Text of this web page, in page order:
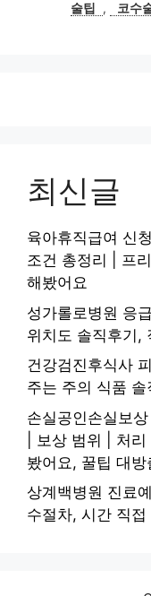
술팁
, 코수
최신글
육아휴직급여 신
조건 총정리 | 프
해봤어요
성가롤로병원 응
위치도 솔직후기,
건강검진후식사
주는 주의 식품
손실공인손실보
| 보상 범위 | 처
봤어요, 꿀팁 대방
상계백병원 진료
수절차, 시간 직접